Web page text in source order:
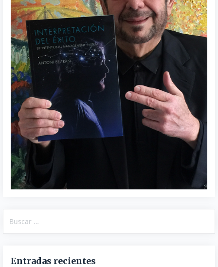
Entradas recientes